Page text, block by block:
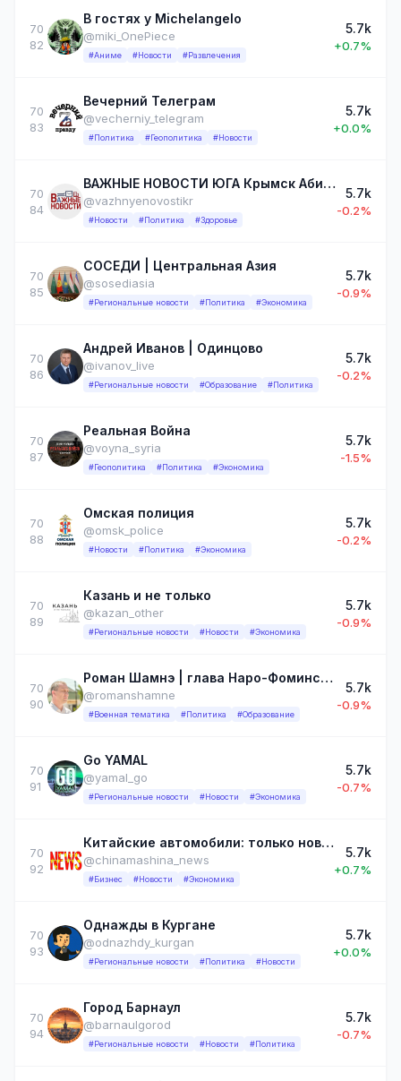
70
82
В гостях у Michelangelo
@miki_OnePiece
#Аниме #Новости #Развлечения
5.7k
+0.7%
70
83
Вечерний Телеграм
@vecherniy_telegram
#Политика #Геополитика #Новости
5.7k
+0.0%
70
84
ВАЖНЫЕ НОВОСТИ ЮГА Крымск Абинск Новороссийск Анапа Краснодар Темрюк Славянск-на-Кубани
@vazhnyenovostikr
#Новости #Политика #Здоровье
5.7k
-0.2%
70
85
СОСЕДИ | Центральная Азия
@sosediasia
#Региональные новости #Политика #Экономика
5.7k
-0.9%
70
86
Андрей Иванов | Одинцово
@ivanov_live
#Региональные новости #Образование #Политика
5.7k
-0.2%
70
87
Реальная Война
@voyna_syria
#Геополитика #Политика #Экономика
5.7k
-1.5%
70
88
Омская полиция
@omsk_police
#Новости #Политика #Экономика
5.7k
-0.2%
70
89
Казань и не только
@kazan_other
#Региональные новости #Новости #Экономика
5.7k
-0.9%
70
90
Роман Шамнэ | глава Наро-Фоминский г.о.
@romanshamne
#Военная тематика #Политика #Образование
5.7k
-0.9%
70
91
Go YAMAL
@yamal_go
#Региональные новости #Новости #Экономика
5.7k
-0.7%
70
92
Китайские автомобили: только новости
@chinamashina_news
#Бизнес #Новости #Экономика
5.7k
+0.7%
70
93
Однажды в Кургане
@odnazhdy_kurgan
#Региональные новости #Политика #Новости
5.7k
+0.0%
70
94
Город Барнаул
@barnaulgorod
#Региональные новости #Новости #Политика
5.7k
-0.7%